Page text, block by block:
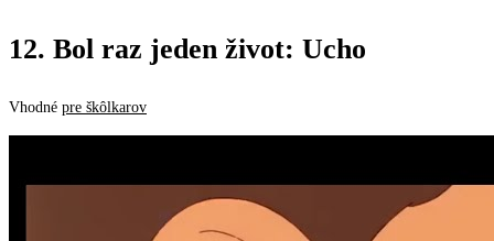
12. Bol raz jeden život: Ucho
Vhodné pre škôlkarov